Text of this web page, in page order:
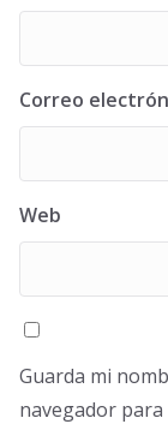
Correo
Web
Guarda mi
navegador para